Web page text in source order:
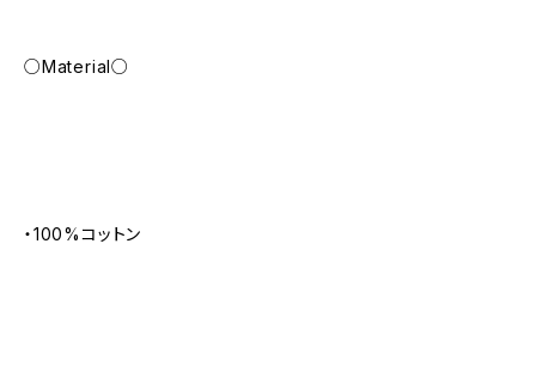
○Material○
・100%コットン